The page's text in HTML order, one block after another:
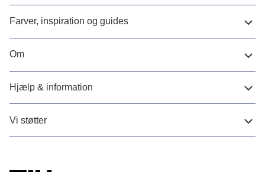
Farver, inspiration og guides
Om
Hjælp & information
Vi støtter